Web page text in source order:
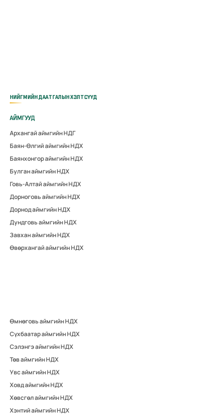
НИЙГМИЙН ДААТГАЛЫН ХЭЛТСҮҮД
АЙМГУУД
Архангай аймгийн НДГ
Баян-Өлгий аймгийн НДХ
Баянхонгор аймгийн НДХ
Булган аймгийн НДХ
Говь-Алтай аймгийн НДХ
Дорноговь аймгийн НДХ
Дорнод аймгийн НДХ
Дундговь аймгийн НДХ
Завхан аймгийн НДХ
Өвөрхангай аймгийн НДХ
Өмнөговь аймгийн НДХ
Сүхбаатар аймгийн НДХ
Сэлэнгэ аймгийн НДХ
Төв аймгийн НДХ
Увс аймгийн НДХ
Ховд аймгийн НДХ
Хөвсгөл аймгийн НДХ
Хэнтий аймгийн НДХ